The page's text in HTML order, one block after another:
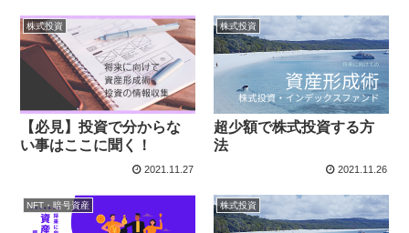
株式投資
【必見】投資で分からな
い事はここに聞く！
2021.11.27
株式投資
超少額で株式投資する方
法
2021.11.26
NFT・暗号資産 株式投資